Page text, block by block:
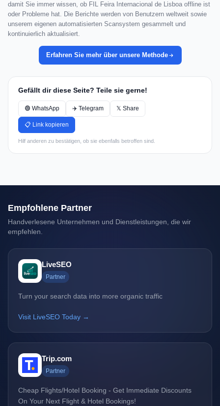
damit Sie immer wissen, ob FIL Feira Internacional de Lisboa offline ist
oder Probleme hat. Die Berichte werden von Benutzern weltweit sowie
unserem eigenen automatisierten Scansystem gesammelt und
kontinuierlich aktualisiert.
Erfahren Sie mehr über unsere Methode
Gefällt dir diese Seite? Teile sie gerne!
🟢 WhatsApp ✈️ Telegram 𝕏 Share
📋 Link kopieren
Hilf anderen zu bestätigen, ob sie ebenfalls betroffen sind.
Empfohlene Partner
Handverlesene Unternehmen und Dienstleistungen, die wir
empfehlen.
LiveSEO
Partner
Turn your search data into more organic traffic
Visit LiveSEO Today →
Trip.com
Partner
Cheap Flights/Hotel Booking - Get Immediate Discounts
On Your Next Flight & Hotel Bookings!